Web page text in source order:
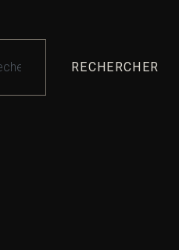
RECHERCHER